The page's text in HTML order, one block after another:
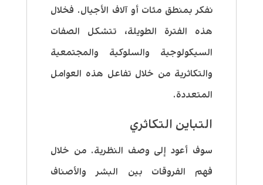
نفكر بمنطق مئات أو آلاف الأجيال. فخلال
هذه الفترة الطويلة، تتشكل الصفات
السيكولوجية والسلوكية والمجتمعية
والتكاثرية من خلال تفاعل هذه العوامل
المتعددة.
التباين التكاثري
سوف أعود إلى وصف النظرية. من خلال
فهم الفروقات بين البشر والأصناف